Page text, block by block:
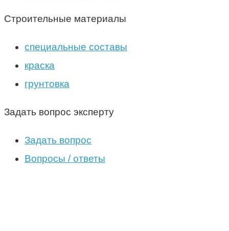
Строительные материалы
специальные составы
краска
грунтовка
Задать вопрос эксперту
Задать вопрос
Вопросы / ответы